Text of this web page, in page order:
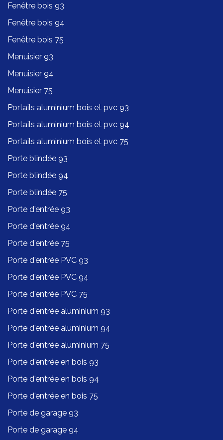
Fenêtre bois 93
Fenêtre bois 94
Fenêtre bois 75
Menuisier 93
Menuisier 94
Menuisier 75
Portails aluminium bois et pvc 93
Portails aluminium bois et pvc 94
Portails aluminium bois et pvc 75
Porte blindée 93
Porte blindée 94
Porte blindée 75
Porte d'entrée 93
Porte d'entrée 94
Porte d'entrée 75
Porte d'entrée PVC 93
Porte d'entrée PVC 94
Porte d'entrée PVC 75
Porte d'entrée aluminium 93
Porte d'entrée aluminium 94
Porte d'entrée aluminium 75
Porte d'entrée en bois 93
Porte d'entrée en bois 94
Porte d'entrée en bois 75
Porte de garage 93
Porte de garage 94